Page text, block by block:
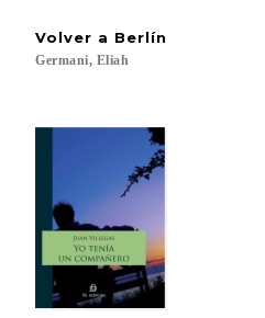
Volver a Berlín
Germani, Eliah